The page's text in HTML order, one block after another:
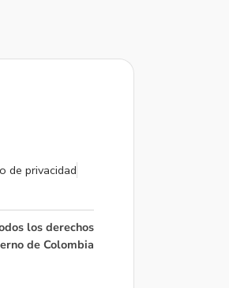
de privacidad
los derechos
de Colombia